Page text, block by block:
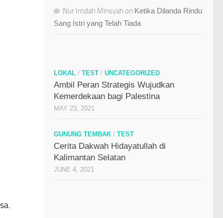
Nur Imdah Minsyah on Ketika Dilanda Rindu
Sang Istri yang Telah Tiada
LOKAL / TEST / UNCATEGORIZED
Ambil Peran Strategis Wujudkan
Kemerdekaan bagi Palestina
MAY 23, 2021
GUNUNG TEMBAK / TEST
Cerita Dakwah Hidayatullah di
Kalimantan Selatan
JUNE 4, 2021